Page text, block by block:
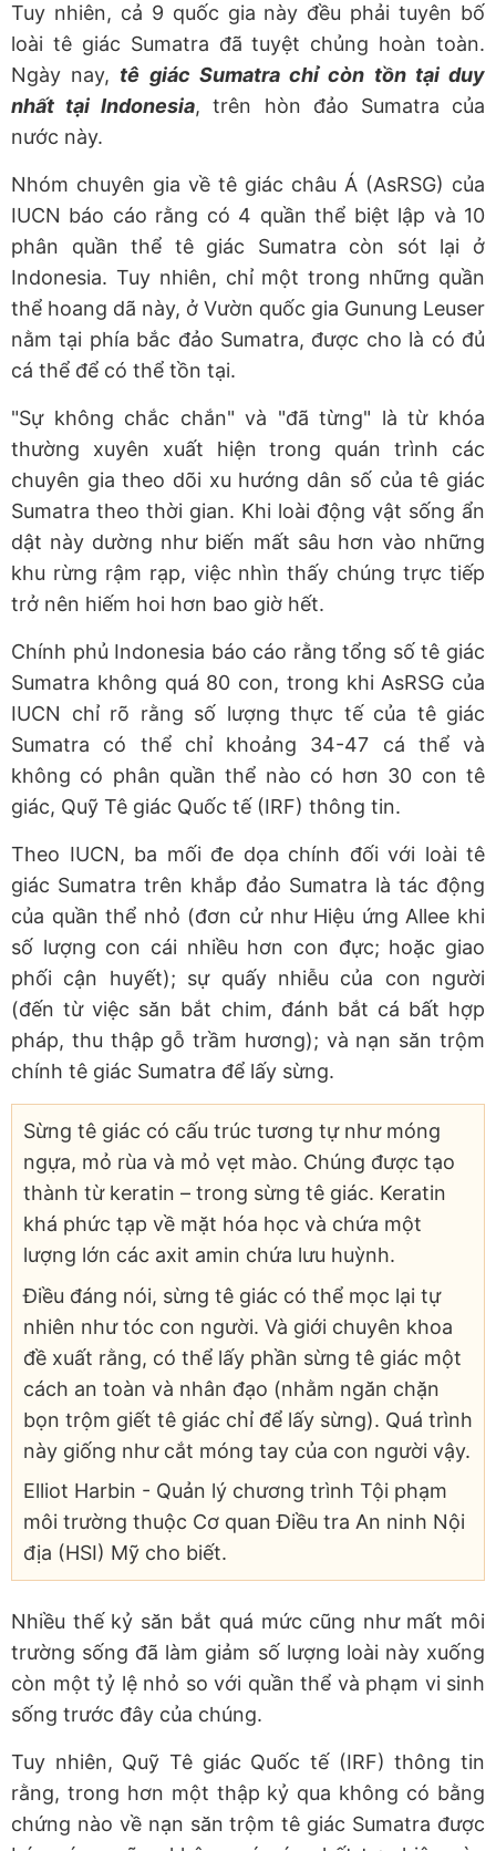
Tuy nhiên, cả 9 quốc gia này đều phải tuyên bố
loài tê giác Sumatra đã tuyệt chủng hoàn toàn.
Ngày nay, tê giác Sumatra chỉ còn tồn tại duy
nhất tại Indonesia, trên hòn đảo Sumatra của
nước này.
Nhóm chuyên gia về tê giác châu Á (AsRSG) của
IUCN báo cáo rằng có 4 quần thể biệt lập và 10
phân quần thể tê giác Sumatra còn sót lại ở
Indonesia. Tuy nhiên, chỉ một trong những quần
thể hoang dã này, ở Vườn quốc gia Gunung Leuser
nằm tại phía bắc đảo Sumatra, được cho là có đủ
cá thể để có thể tồn tại.
"Sự không chắc chắn" và "đã từng" là từ khóa
thường xuyên xuất hiện trong quán trình các
chuyên gia theo dõi xu hướng dân số của tê giác
Sumatra theo thời gian. Khi loài động vật sống ẩn
dật này dường như biến mất sâu hơn vào những
khu rừng rậm rạp, việc nhìn thấy chúng trực tiếp
trở nên hiếm hoi hơn bao giờ hết.
Chính phủ Indonesia báo cáo rằng tổng số tê giác
Sumatra không quá 80 con, trong khi AsRSG của
IUCN chỉ rõ rằng số lượng thực tế của tê giác
Sumatra có thể chỉ khoảng 34-47 cá thể và
không có phân quần thể nào có hơn 30 con tê
giác, Quỹ Tê giác Quốc tế (IRF) thông tin.
Theo IUCN, ba mối đe dọa chính đối với loài tê
giác Sumatra trên khắp đảo Sumatra là tác động
của quần thể nhỏ (đơn cử như Hiệu ứng Allee khi
số lượng con cái nhiều hơn con đực; hoặc giao
phối cận huyết); sự quấy nhiễu của con người
(đến từ việc săn bắt chim, đánh bắt cá bất hợp
pháp, thu thập gỗ trầm hương); và nạn săn trộm
chính tê giác Sumatra để lấy sừng.
Sừng tê giác có cấu trúc tương tự như móng
ngựa, mỏ rùa và mỏ vẹt mào. Chúng được tạo
thành từ keratin – trong sừng tê giác. Keratin
khá phức tạp về mặt hóa học và chứa một
lượng lớn các axit amin chứa lưu huỳnh.
Điều đáng nói, sừng tê giác có thể mọc lại tự
nhiên như tóc con người. Và giới chuyên khoa
đề xuất rằng, có thể lấy phần sừng tê giác một
cách an toàn và nhân đạo (nhằm ngăn chặn
bọn trộm giết tê giác chỉ để lấy sừng). Quá trình
này giống như cắt móng tay của con người vậy.
Elliot Harbin - Quản lý chương trình Tội phạm
môi trường thuộc Cơ quan Điều tra An ninh Nội
địa (HSI) Mỹ cho biết.
Nhiều thế kỷ săn bắt quá mức cũng như mất môi
trường sống đã làm giảm số lượng loài này xuống
còn một tỷ lệ nhỏ so với quần thể và phạm vi sinh
sống trước đây của chúng.
Tuy nhiên, Quỹ Tê giác Quốc tế (IRF) thông tin
rằng, trong hơn một thập kỷ qua không có bằng
chứng nào về nạn săn trộm tê giác Sumatra được